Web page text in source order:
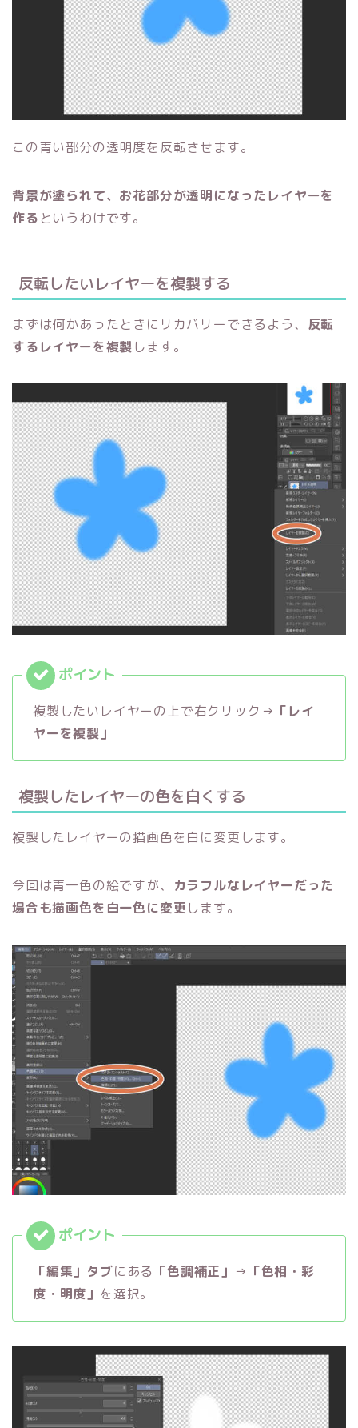
この青い部分の透明度を反転させます。
背景が塗られて、お花部分が透明になったレイヤーを
作る というわけです。
反転したいレイヤーを複製する
まずは何かあったときにリカバリーできるよう、 反転
するレイヤーを複製します。
複製したいレイヤーの上で右クリック→ 「レイ
ヤーを複製」
複製したレイヤーの色を白くする
複製したレイヤーの描画色を白に変更します。
今回は青一色の絵ですが、
カラフルなレイヤーだった
場合も描画色を白一色に変更します。
「編集」タブにある 「色調補正」 → 「色相・彩
度・明度」 を選択。